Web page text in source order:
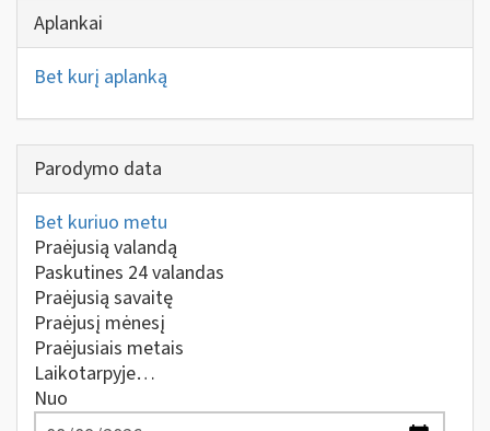
Aplankai
Bet kurį aplanką
Parodymo data
Bet kuriuo metu
Praėjusią valandą
Paskutines 24 valandas
Praėjusią savaitę
Praėjusį mėnesį
Praėjusiais metais
Laikotarpyje…
Nuo